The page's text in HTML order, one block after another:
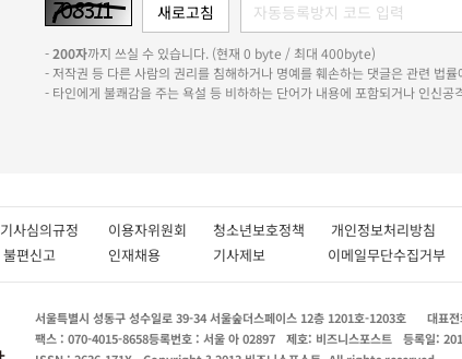
-200자까지 쓰실 수 있습니다. (현재 0 byte / 최대 400byte)
- 저작권 등 다른 사람의 권리를 침해하거나 명예를 훼손하는 댓글은 관련 법
- 타인에게 불쾌감을 주는 욕설 등 비하하는 단어가 내용에 포함되거나 인신
기사심의규정 이용자위원회 청소년보호정책 개인정보처리방
불편신고 인재채용 기사제보 이메일무단수집거부
서울특별시 성동구 성수일로 39-34 서울숲더스페이스 12층 1201호-1203호 대표
팩스 : 070-4015-8658등록번호 : 서울 아 02897 제호: 비즈니스포스트 등록일: